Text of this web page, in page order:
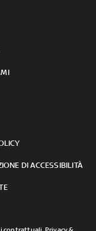
DI ACCESSIBILITÀ